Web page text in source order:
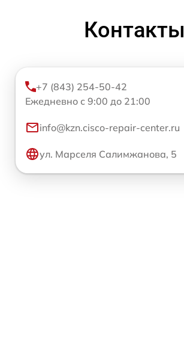
Контакты
+7 (843) 254-50-42
Ежедневно с 9:00 до 21:00
info@kzn.cisco-repair-center.ru
ул. Марселя Салимжанова, 5